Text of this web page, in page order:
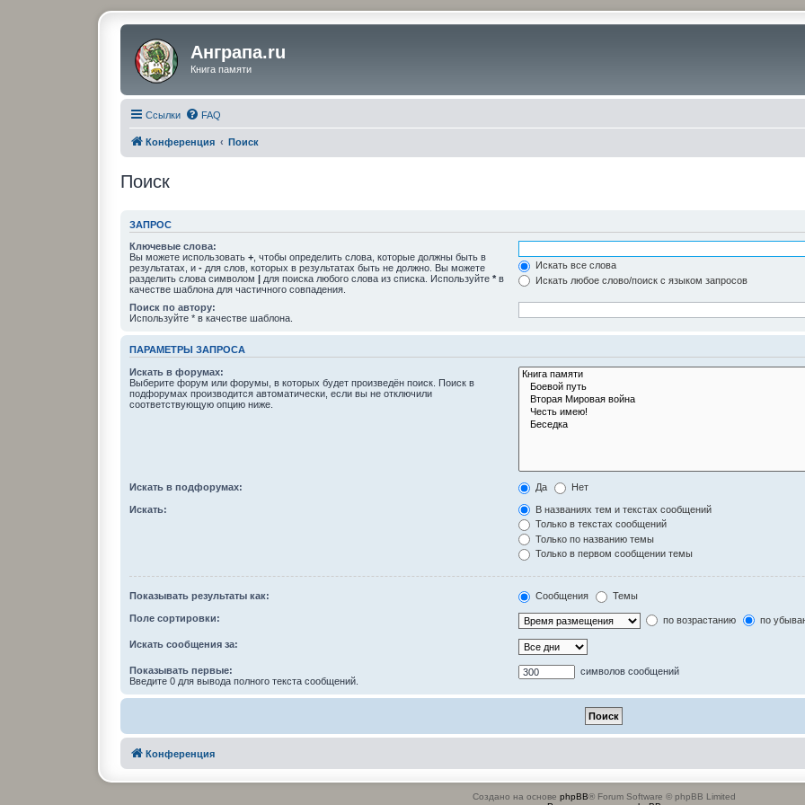
Анграпа.ru
Книга памяти
Ссылки FAQ
Конференция Поиск
Поиск
ЗАПРОС
Ключевые слова:
Вы можете использовать+ , чтобы определить слова, которые должны быть в
результатах, и- для слов, которых в результатах быть не должно. Вы можете
разделить слова символом| для поиска любого слова из списка. Используйте* в
качестве шаблона для частичного совпадения.
Искать все слова
Искать любое слово/поиск с языком запросов
Поиск по автору:
Используйте * в качестве шаблона.
ПАРАМЕТРЫ ЗАПРОСА
Искать в форумах:
Выберите форум или форумы, в которых будет произведён поиск. Поиск в
подфорумах производится автоматически, если вы не отключили
соответствующую опцию ниже.
Искать в подфорумах: Да Нет
Искать:
В названиях тем и текстах сообщений
Только в текстах сообщений
Только по названию темы
Только в первом сообщении темы
Показывать результаты как: Сообщения Темы
Поле сортировки: по возрастанию по
Искать сообщения за:
Показывать первые:
Введите 0 для вывода полного текста сообщений.
символов сообщений
Конференция
Создано на основе phpBB® Forum Software © phpBB Limited